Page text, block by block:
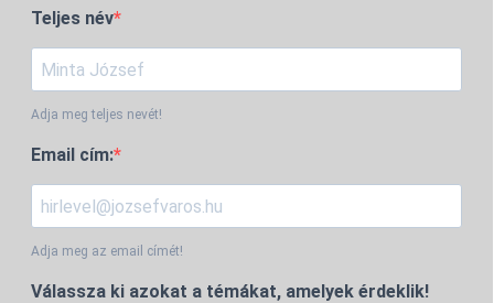
Teljes név
Adja meg teljes nevét!
Email cím:
Adja meg az email címét!
Válassza ki azokat a témákat, amelyek érdeklik!